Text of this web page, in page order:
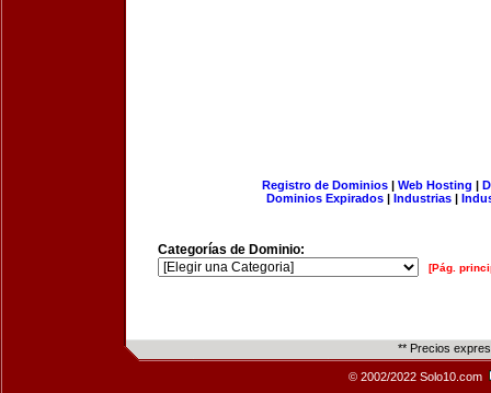
Registro de Dominios| Web Hosting |
Dominios Expirados | Industrias |
Categorías de Dominio:
[Pág.
** Precios
© 2002/2022 Solo10.com